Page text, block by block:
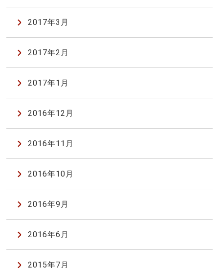
2017年3月
2017年2月
2017年1月
2016年12月
2016年11月
2016年10月
2016年9月
2016年6月
2015年7月